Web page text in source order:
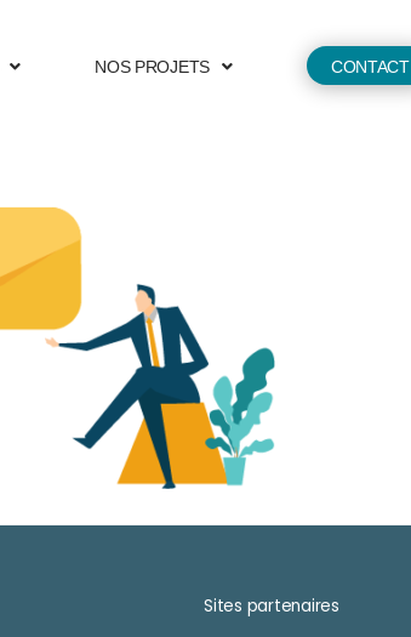
NOS PROJETS CONTACT
Sites partenaires